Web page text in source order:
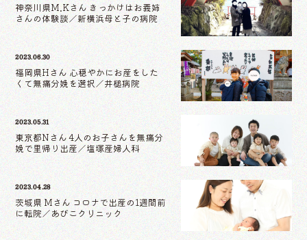
神奈川県M.Kさん きっかけはお義姉
さんの体験談／新横浜母と子の病院
2023.06.30
福岡県Hさん 心穏やかにお産をした
くて無痛分娩を選択／井槌病院
2023.05.31
東京都Nさん 4人のお子さんを無痛分
娩で里帰り出産／塩塚産婦人科
2023.04.28
茨城県 Mさん コロナで出産の1週間前
に転院／あびこクリニック